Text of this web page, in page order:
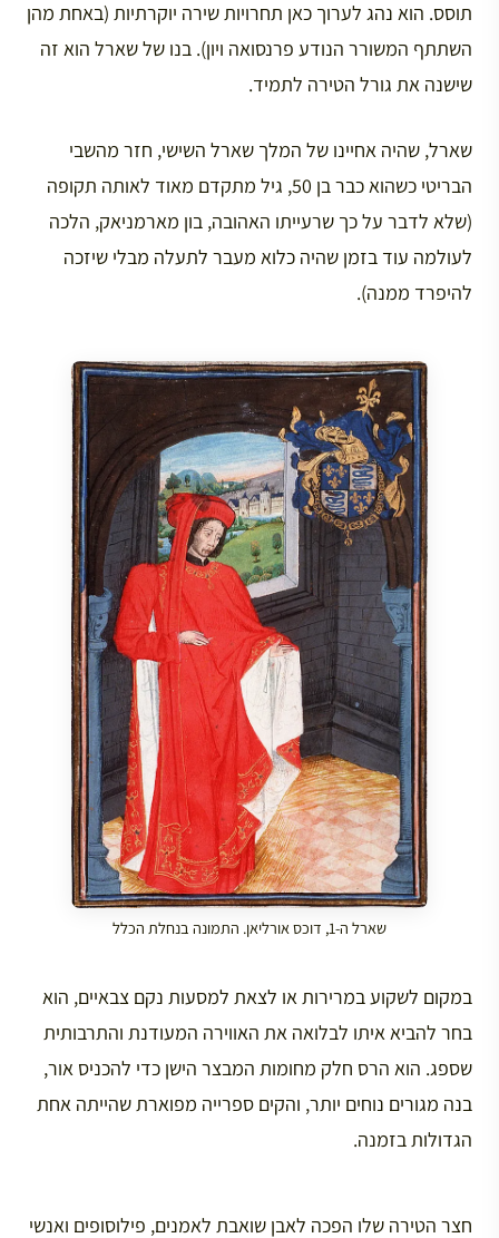
תוסס. הוא נהג לערוך כאן תחרויות שירה יוקרתיות (באחת מהן
השתתף המשורר הנודע פרנסואה ויון). בנו של שארל הוא זה
שישנה את גורל הטירה לתמיד.
שארל, שהיה אחיינו של המלך שארל השישי, חזר מהשבי
הבריטי כשהוא כבר בן 50, גיל מתקדם מאוד לאותה תקופה
(שלא לדבר על כך שרעייתו האהובה, בון מארמניאק, הלכה
לעולמה עוד בזמן שהיה כלוא מעבר לתעלה מבלי שיזכה
להיפרד ממנה).
שארל ה-1, דוכס אורליאן. התמונה בנחלת הכלל
במקום לשקוע במרירות או לצאת למסעות נקם צבאיים, הוא
בחר להביא איתו לבלואה את האווירה המעודנת והתרבותית
שספג. הוא הרס חלק מחומות המבצר הישן כדי להכניס אור,
בנה מגורים נוחים יותר, והקים ספרייה מפוארת שהייתה אחת
הגדולות בזמנה.
חצר הטירה שלו הפכה לאבן שואבת לאמנים, פילוסופים ואנשי